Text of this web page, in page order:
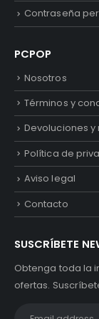
Contraseña
PCPOP
Nosotros
Términos y
Devoluciones
Política de
Aviso legal
Contacto
SUSCRÍBETE
Obtenga toda la
ofertas.